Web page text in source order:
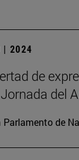
| 2024
de
del
Parlamento de